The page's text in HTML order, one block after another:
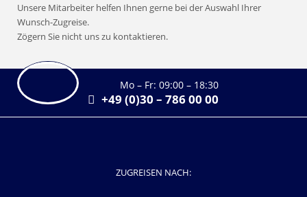
Unsere Mitarbeiter helfen Ihnen gerne bei der Auswahl Ihrer
Wunsch-Zugreise.
Zögern Sie nicht uns zu kontaktieren.
Mo – Fr: 09:00 – 18:30
+49 (0)30 – 786 00 00
ZUGREISEN NACH: